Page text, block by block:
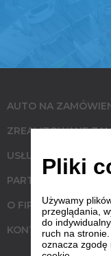
AUTO NA
ZREALIZOWANE
USŁUGI
PARTNERZY
O FIRMIE
KONTAKT
Pliki
Używamy
przeglądania,
do
ruch na
oznacza zgodę